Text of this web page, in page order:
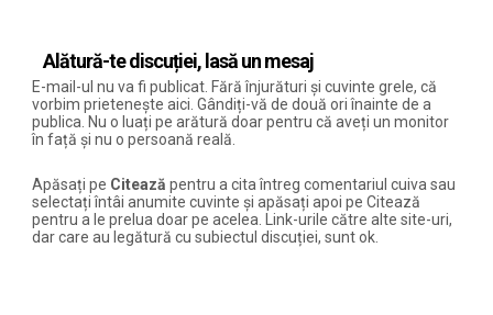
Alătură-te discuției, lasă un mesaj
E-mail-ul nu va fi publicat. Fără înjurături și cuvinte grele, că
vorbim prietenește aici. Gândiți-vă de două ori înainte de a
publica. Nu o luați pe arătură doar pentru că aveți un monitor
în față și nu o persoană reală.
Apăsați pe Citează pentru a cita întreg comentariul cuiva sau
selectați întâi anumite cuvinte și apăsați apoi pe Citează
pentru a le prelua doar pe acelea. Link-urile către alte site-uri,
dar care au legătură cu subiectul discuției, sunt ok.